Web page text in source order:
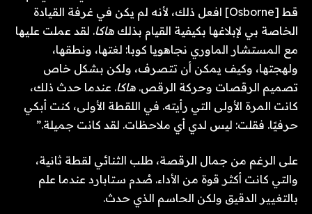
قط [Osborne] افعل ذلك، لأنه لم يكن في غرفة القيادة
الخاصة بي لإبلاغها بكيفية القيام بذلك هاكا. لقد عملت عليها
مع المستشار الماوري نجاهويا كوبا: لغتها، ونطقها،
ولهجتها، وكيف يمكن أن تتصرف، ولكن بشكل خاص
تصميم الرقصات وحركة الرقص. هاكا. عندما حدث ذلك،
كانت المرة الأولى التي رأيته. في اللقطة الأولى، كنت أبكي
حرفيًا. فقلت: ليس لدي أي ملاحظات. لقد كانت جميلة.”
على الرغم من جمال الرقصة، طلب الثنائي لقطة ثانية،
والتي كانت أكثر قوة من الأداء. صُدم ستابارد عندما علم
بالتغيير الدقيق ولكن الحاسم الذي حدث.